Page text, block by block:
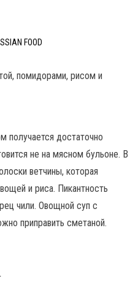
FOOD
получается достаточно
не на мясном бульоне. В
ветчины, которая
и риса. Пикантность
чили. Овощной суп с
приправить сметаной.